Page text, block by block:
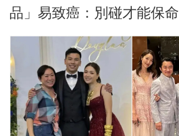
品」易致癌：別碰才能保命